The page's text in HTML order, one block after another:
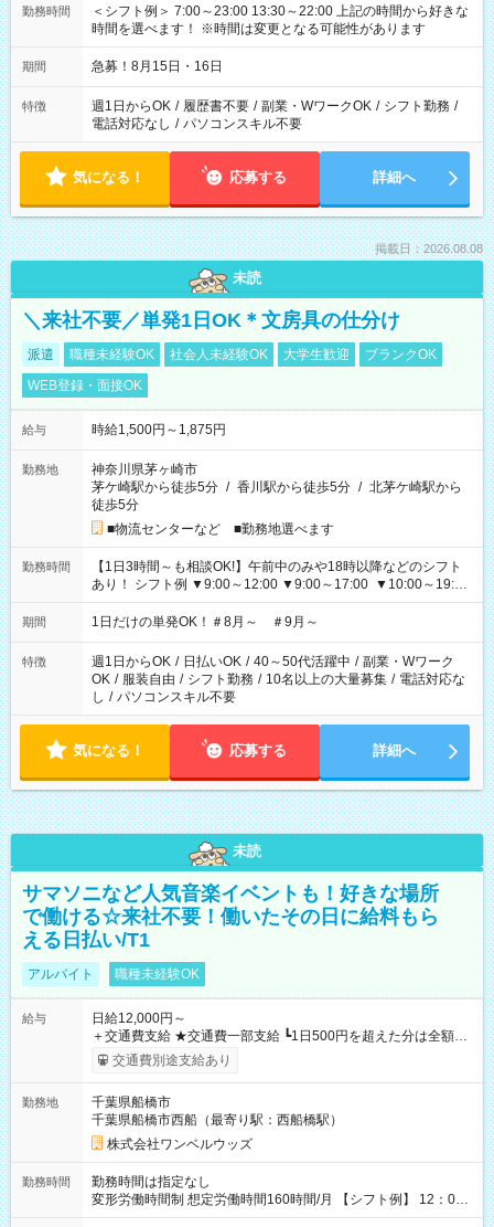
勤務時間
＜シフト例＞ 7:00～23:00 13:30～22:00 上記の時間から好きな
時間を選べます！ ※時間は変更となる可能性があります
期間 急募！8月15日・16日
特徴 週1日からOK / 履歴書不要 / 副業・WワークOK / シフト勤務 /
電話対応なし / パソコンスキル不要
気になる！ 応募する 詳細へ
掲載日：2026.08.08
未読
＼来社不要／単発1日OK＊文房具の仕分け
派遣 職種未経験OK 社会人未経験OK 大学生歓迎
ブランクOK
WEB登録・面接OK
給与 時給1,500円～1,875円
勤務地
神奈川県茅ヶ崎市
茅ケ崎駅から徒歩5分 / 香川駅から徒歩5分 / 北茅ケ崎駅から
徒歩5分
■物流センターなど ■勤務地選べます
勤務時間
【1日3時間～も相談OK!】午前中のみや18時以降などのシフト
あり！ シフト例 ▼9:00～12:00 ▼9:00～17:00 ▼10:00～19:00
▼18:00～21:00
期間 1日だけの単発OK！＃8月～ ＃9月～
特徴 週1日からOK / 日払いOK / 40～50代活躍中 / 副業・Wワーク
OK / 服装自由 / シフト勤務 / 10名以上の大量募集 / 電話対応な
し / パソコンスキル不要
気になる！ 応募する 詳細へ
未読
サマソニなど人気音楽イベントも！好きな場所
で働ける☆来社不要！働いたその日に給料もら
える日払い/T1
アルバイト 職種未経験OK
給与
日給12,000円～
＋交通費支給 ★交通費一部支給 ┗1日500円を超えた分は全額支
給！ ※往復500円以内の方は自己負担となります ★日払いOK！
（規定あり） ┗働いたその日に現金GET♪ お仕事後はコンビニ
なし
交通費別途支給あり
勤務地
千葉県船橋市
千葉県船橋市西船（最寄り駅：西船橋駅）
株式会社ワンベルウッズ
勤務時間
勤務時間は指定なし
変形労働時間制 想定労働時間160時間/月 【シフト例】 12：00
～22：00